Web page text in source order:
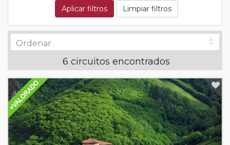
Aplicar filtros Limpiar filtros
6 circuitos encontrados